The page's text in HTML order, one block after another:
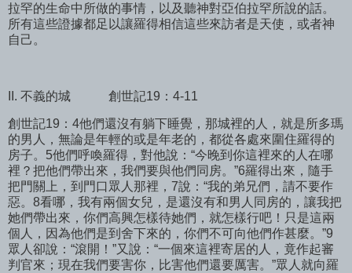
拉罕的生命中所做的事情，以及聽神對亞伯拉罕所說的話。
所有這些證據都足以讓羅得相信這些來訪者是天使，或者神
自己。
II. 不義的城 創世記19：4-11
創世記19：4他們還沒有躺下睡覺，那城裡的人，就是所多瑪
的男人，無論是年輕的或是年老的，都從各處來圍住羅得的
房子。5他們呼喚羅得，對他說：“今晚到你這裡來的人在哪
裡？把他們帶出來，我們要與他們同房。”6羅得出來，隨手
把門關上，到門口眾人那裡，7說：“我的弟兄們，請不要作
惡。8看哪，我有兩個女兒，是還沒有和男人同房的，讓我把
她們帶出來，你們高興怎樣待她們，就怎樣行吧！只是這兩
個人，因為他們是到舍下來的，你們不可向他們作甚麼。”9
眾人卻說：“滾開！”又說：“一個來這裡寄居的人，竟作起審
判官來；現在我們要害你，比害他們還要厲害。”眾人就向羅